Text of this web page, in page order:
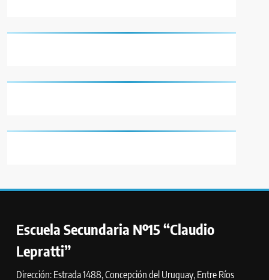
Escuela Secundaria Nº15 “Claudio
Lepratti”
Dirección: Estrada 1488, Concepción del Uruguay, Entre Ríos